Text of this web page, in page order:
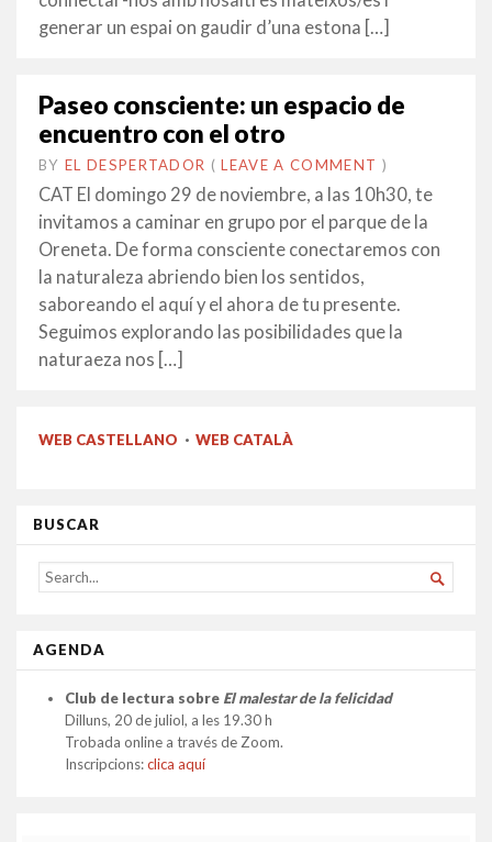
generar un espai on gaudir d’una estona […]
Paseo consciente: un espacio de
encuentro con el otro
BY EL DESPERTADOR ON
3
NOVEMBRE
•(LEAVE A COMMENT )
CAT El domingo 29 de noviembre, a las 10h30, te
invitamos a caminar en grupo por el parque de la
Oreneta. De forma consciente conectaremos con
la naturaleza abriendo bien los sentidos,
saboreando el aquí y el ahora de tu presente.
Seguimos explorando las posibilidades que la
naturaeza nos […]
WEB CASTELLANO · WEB CATALÀ
BUSCAR
SEARCH
FOR...

AGENDA
Club de lectura sobre El malestar de la felicidad
Dilluns, 20 de juliol, a les 19.30 h
Trobada online a través de Zoom.
Inscripcions:clica aquí